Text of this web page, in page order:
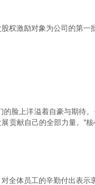
激励对象为公司的第一
上洋溢着自豪与期待
献自己的全部力量。”
体员工的辛勤付出表示